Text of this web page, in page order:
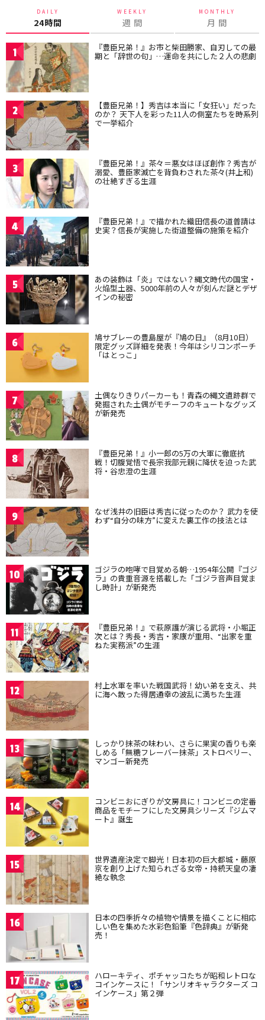
DAILY
24時間
WEEKLY
週 間
MONTHLY
月 間
1 『豊臣兄弟！』お市と柴田勝家、自刃しての最
期と「辞世の句」…運命を共にした２人の悲劇
2 【豊臣兄弟！】秀吉は本当に「女狂い」だった
のか？ 天下人を彩った11人の側室たちを時系列
で一挙紹介
3 『豊臣兄弟！』茶々＝悪女はほぼ創作？秀吉が
溺愛、豊臣家滅亡を背負わされた茶々(井上和)
の壮絶すぎる生涯
4 『豊臣兄弟！』で描かれた織田信長の道普請は
史実？信長が実施した街道整備の施策を紹介
5 あの装飾は「炎」ではない？縄文時代の国宝・
火焔型土器、5000年前の人々が刻んだ謎とデザ
インの秘密
6 鳩サブレーの豊島屋が『鳩の日』（8月10日）
限定グッズ詳細を発表！今年はシリコンポーチ
「はとっこ」
7 土偶なりきりパーカーも！青森の縄文遺跡群で
発掘された土偶がモチーフのキュートなグッズ
が新発売
8 『豊臣兄弟！』小一郎の5万の大軍に徹底抗
戦！切腹覚悟で長宗我部元親に降伏を迫った武
将・谷忠澄の生涯
9 なぜ浅井の旧臣は秀吉に従ったのか？ 武力を使
わず“自分の味方”に変えた裏工作の技法とは
10 ゴジラの咆哮で目覚める朝…1954年公開『ゴジ
ラ』の貴重音源を搭載した「ゴジラ音声目覚ま
し時計」が新発売
11 『豊臣兄弟！』で萩原護が演じる武将・小堀正
次とは？秀長・秀吉・家康が重用、“出家を重
ねた実務派”の生涯
12 村上水軍を率いた戦国武将！幼い弟を支え、共
に海へ散った得居通幸の波乱に満ちた生涯
13 しっかり抹茶の味わい、さらに果実の香りも楽
しめる「無糖フレーバー抹茶」ストロベリー、
マンゴー新発売
14 コンビニおにぎりが文房具に！コンビニの定番
商品をモチーフにした文房具シリーズ『ジムマ
ート』誕生
15 世界遺産決定で脚光！日本初の巨大都城・藤原
京を創り上げた知られざる女帝・持統天皇の凄
絶な執念
16 日本の四季折々の植物や情景を描くことに相応
しい色を集めた水彩色鉛筆『色辞典』が新発
売！
17 ハローキティ、ポチャッコたちが昭和レトロな
コインケースに！「サンリオキャラクターズ コ
インケース」第２弾